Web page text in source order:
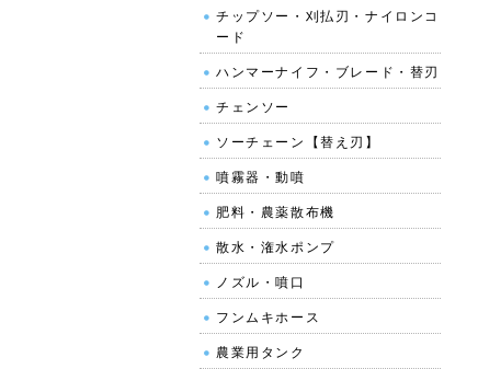
チップソー・刈払刃・ナイロンコ
ード
ハンマーナイフ・ブレード・替刃
チェンソー
ソーチェーン【替え刃】
噴霧器・動噴
肥料・農薬散布機
散水・潅水ポンプ
ノズル・噴口
フンムキホース
農業用タンク